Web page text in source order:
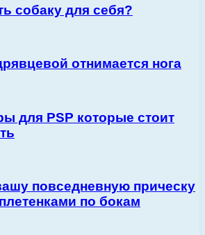
собаку для себя?
отнимается нога
для PSP которые стоит
повседневную прическу
по бокам